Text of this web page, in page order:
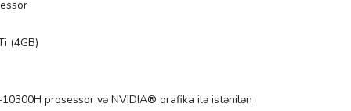
(4GB)
prosessor və NVIDIA® qrafika ilə istənilən